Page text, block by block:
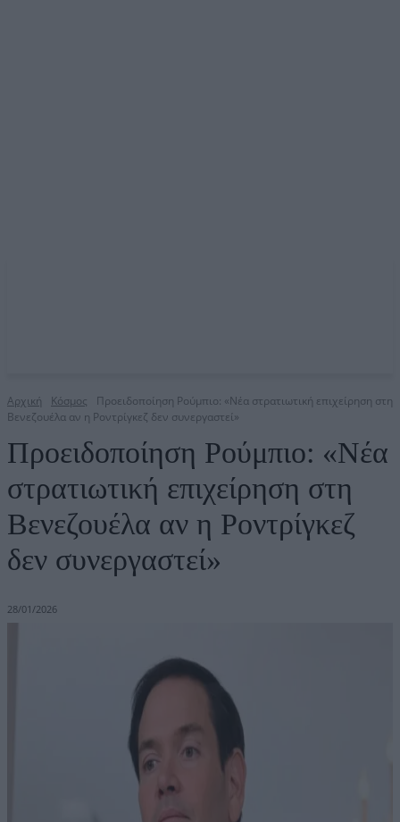
Αρχική Κόσμος
Προειδοποίηση Ρούμπιο: «Νέα στρατιωτική επιχείρηση στη
Βενεζουέλα αν η Ροντρίγκεζ δεν συνεργαστεί»
Προειδοποίηση Ρούμπιο: «Νέα
στρατιωτική επιχείρηση στη
Βενεζουέλα αν η Ροντρίγκεζ
δεν συνεργαστεί»
28/01/2026